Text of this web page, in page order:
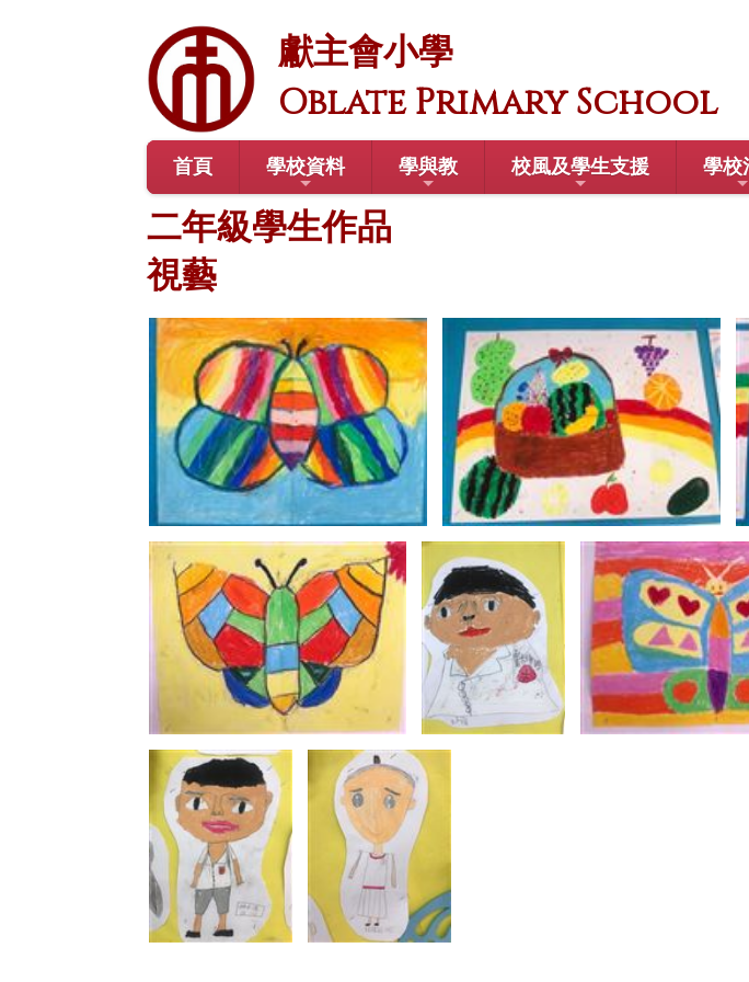
獻主會小學
Oblate Primary School
首頁 學校資料 學與教 校風及學生支援 學校
二年級學生作品
視藝